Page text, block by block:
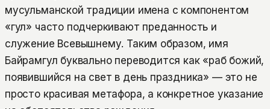
мусульманской традиции имена с компонентом
«гул» часто подчеркивают преданность и
служение Всевышнему. Таким образом, имя
Байрамгул буквально переводится как «раб божий,
появившийся на свет в день праздника» — это не
просто красивая метафора, а конкретное указание